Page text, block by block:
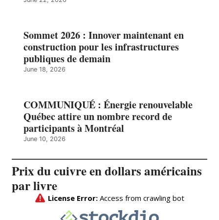
Sommet 2026 : Innover maintenant en
construction pour les infrastructures
publiques de demain
June 18, 2026
COMMUNIQUÉ : Énergie renouvelable
Québec attire un nombre record de
participants à Montréal
June 10, 2026
Prix du cuivre en dollars américains
par livre